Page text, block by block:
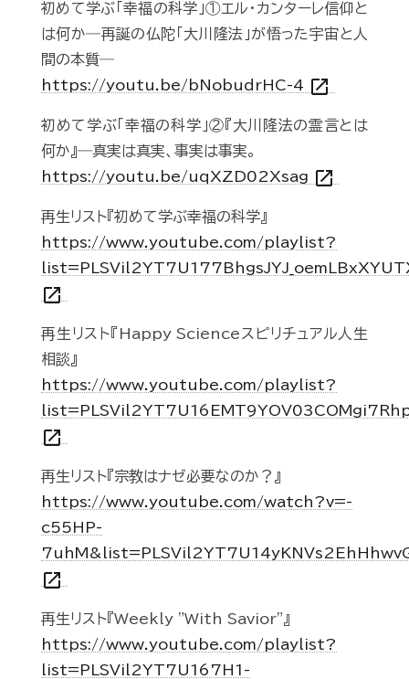
初めて学ぶ「幸福の科学」①エル・カンターレ信仰と
は何か―再誕の仏陀「大川隆法」が悟った宇宙と人
間の本質―
https://youtu.be/bNobudrHC-4 open_in_new
初めて学ぶ「幸福の科学」②『大川隆法の霊言とは
何か』―真実は真実、事実は事実。
https://youtu.be/uqXZD02Xsag open_in_new
再生リスト『初めて学ぶ幸福の科学』
https://www.youtube.com/playlist?
open_in_new
再生リスト『Happy Scienceスピリチュアル人生
相談』
https://www.youtube.com/playlist?
open_in_new
再生リスト『宗教はナゼ必要なのか？』
https://www.youtube.com/watch?v=-
c55HP-
open_in_new
再生リスト『Weekly "With Savior"』
https://www.youtube.com/playlist?
list=PLSVil2YT7U167H1-